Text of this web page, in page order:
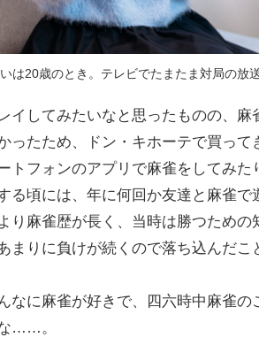
は20歳のとき。テレビでたまたま対局の放
イしてみたいなと思ったものの、
ったため、ドン・キホーテで買っ
トフォンのアプリで麻雀をしてみた
る頃には、年に何回か友達と麻雀
り麻雀歴が長く、当時は勝つため
まりに負けが続くので落ち込んだこ
に麻雀が好きで、四六時中麻雀の
……。